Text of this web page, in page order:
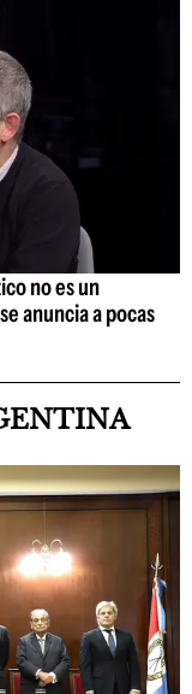
no es un
anuncia a pocas